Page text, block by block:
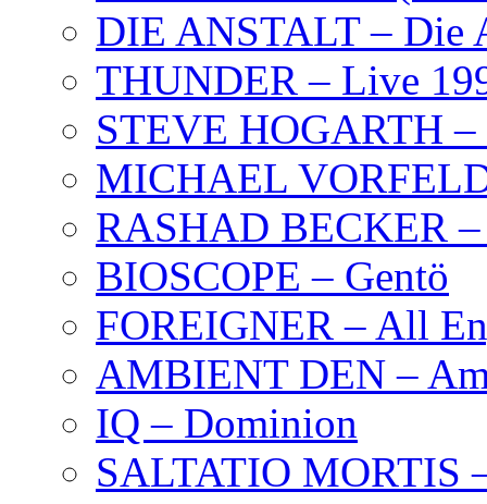
DIE ANSTALT – Die
THUNDER – Live
STEVE HOGARTH –
MICHAEL
RASHAD BECKER
BIOSCOPE – Gentö
FOREIGNER – All
AMBIENT DEN –
IQ – Dominion
SALTATIO MORTIS